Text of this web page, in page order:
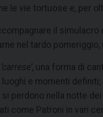
le vie tortuose e, per
il
nel tardo
‘carrese’, una forma di
e momenti
nella notte dei
come Patroni in vari